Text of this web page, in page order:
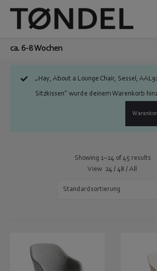
ca. 6-8 Wochen
„Hay, About a Lounge Chair, Sessel,
Sitzkissen“ wurde deinem Warenkorb
Showing 1–24 of 45 results
View 24 / 48 / All